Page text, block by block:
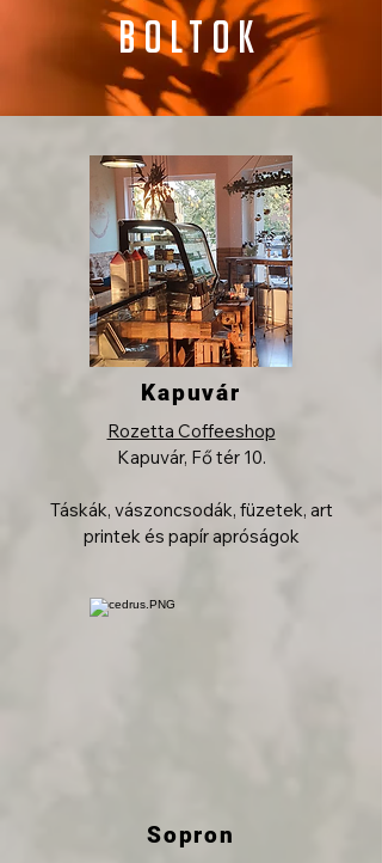
Boltok
Kapuvár
Rozetta Coffeeshop
Kapuvár, Fő tér 10.
Táskák, vászoncsodák, füzetek, art
printek és papír apróságok
Sopron